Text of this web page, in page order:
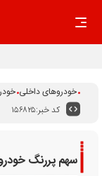
خودروهای داخلی
کد خبر:۱۵۶۸۲۵
سهم پررنگ خودرو